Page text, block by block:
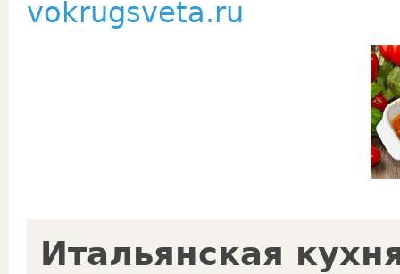
vokrugsveta.ru
Итальянская